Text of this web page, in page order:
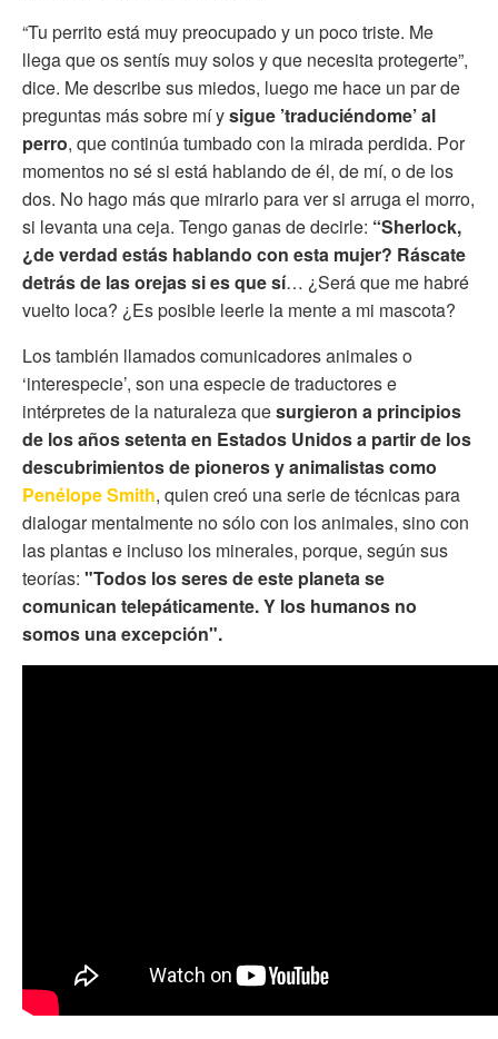
“Tu perrito está muy preocupado y un poco triste. Me
llega que os sentís muy solos y que necesita protegerte”,
dice. Me describe sus miedos, luego me hace un par de
preguntas más sobre mí ysigue ’traduciéndome’ al
perro, que continúa tumbado con la mirada perdida. Por
momentos no sé si está hablando de él, de mí, o de los
dos. No hago más que mirarlo para ver si arruga el morro,
si levanta una ceja. Tengo ganas de decirle: “Sherlock,
¿de verdad estás hablando con esta mujer? Ráscate
detrás de las orejas si es que sí… ¿Será que me habré
vuelto loca? ¿Es posible leerle la mente a mi mascota?
Los también llamados comunicadores animales o
‘interespecie’, son una especie de traductores e
intérpretes de la naturaleza quesurgieron a principios
de los años setenta en Estados Unidos a partir de los
descubrimientos de pioneros y animalistas como
Penélope Smith, quien creó una serie de técnicas para
dialogar mentalmente no sólo con los animales, sino con
las plantas e incluso los minerales, porque, según sus
teorías: "Todos los seres de este planeta se
comunican telepáticamente. Y los humanos no
somos una excepción".